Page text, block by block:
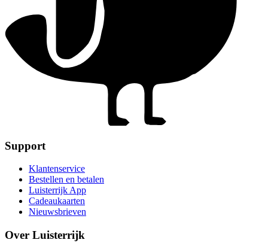
Support
Klantenservice
Bestellen en betalen
Luisterrijk App
Cadeaukaarten
Nieuwsbrieven
Over Luisterrijk